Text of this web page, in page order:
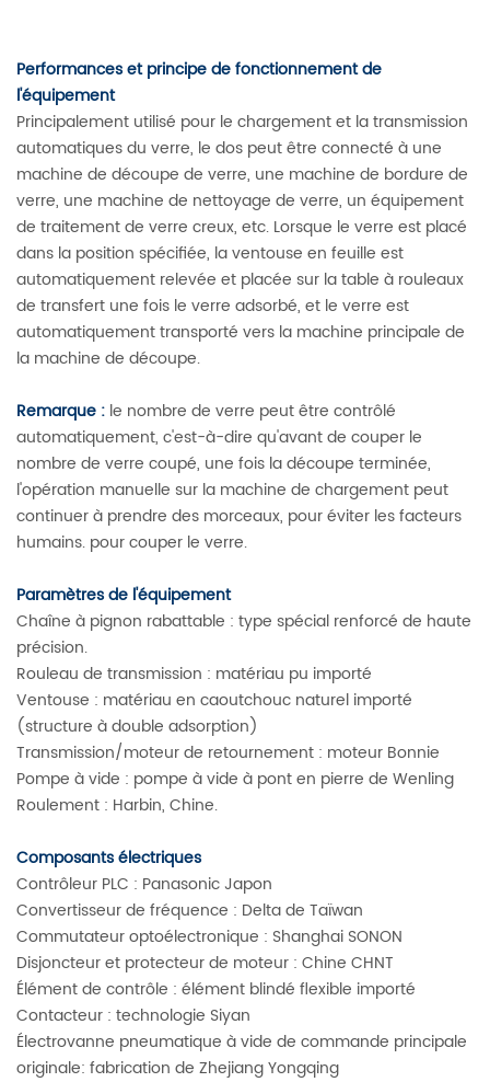
Performances et principe de fonctionnement de
l'équipement
Principalement utilisé pour le chargement et la transmission
automatiques du verre, le dos peut être connecté à une
machine de découpe de verre, une machine de bordure de
verre, une machine de nettoyage de verre, un équipement
de traitement de verre creux, etc. Lorsque le verre est placé
dans la position spécifiée, la ventouse en feuille est
automatiquement relevée et placée sur la table à rouleaux
de transfert une fois le verre adsorbé, et le verre est
automatiquement transporté vers la machine principale de
la machine de découpe.
Remarque : le nombre de verre peut être contrôlé
automatiquement, c'est-à-dire qu'avant de couper le
nombre de verre coupé, une fois la découpe terminée,
l'opération manuelle sur la machine de chargement peut
continuer à prendre des morceaux, pour éviter les facteurs
humains. pour couper le verre.
Paramètres de l'équipement
Chaîne à pignon rabattable : type spécial renforcé de haute
précision.
Rouleau de transmission : matériau pu importé
Ventouse : matériau en caoutchouc naturel importé
(structure à double adsorption)
Transmission/moteur de retournement : moteur Bonnie
Pompe à vide : pompe à vide à pont en pierre de Wenling
Roulement : Harbin, Chine.
Composants électriques
Contrôleur PLC : Panasonic Japon
Convertisseur de fréquence : Delta de Taïwan
Commutateur optoélectronique : Shanghai SONON
Disjoncteur et protecteur de moteur : Chine CHNT
Élément de contrôle : élément blindé flexible importé
Contacteur : technologie Siyan
Électrovanne pneumatique à vide de commande principale
originale: fabrication de Zhejiang Yongqing